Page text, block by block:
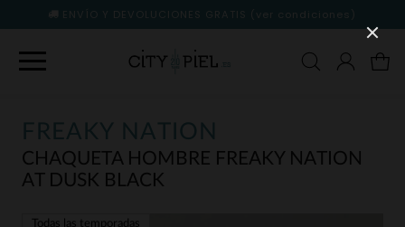
ENVÍO Y DEVOLUCIONES GRATIS (ver condiciones)
FREAKY NATION
CHAQUETA HOMBRE FREAKY NATION
AT DUSK BLACK
Todas las temporadas